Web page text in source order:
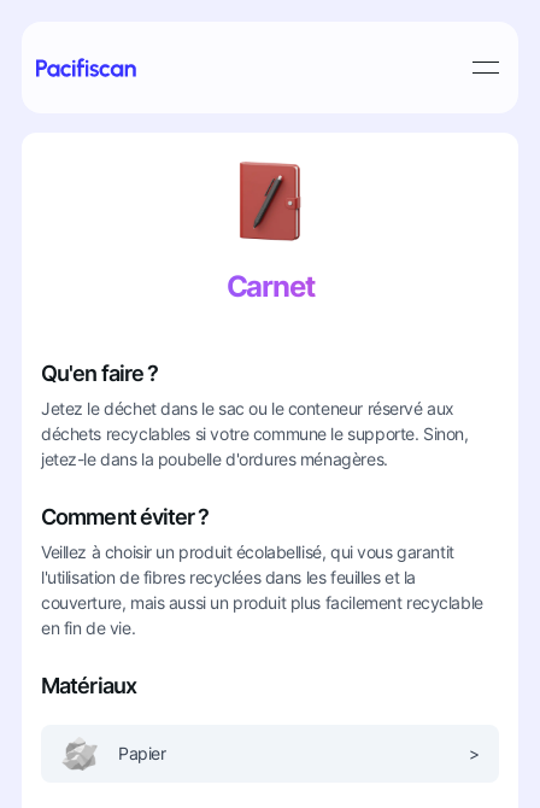
Carnet
Qu'en faire ?
Jetez le déchet dans le sac ou le conteneur réservé aux
déchets recyclables si votre commune le supporte. Sinon,
jetez-le dans la poubelle d'ordures ménagères.
Comment éviter ?
Veillez à choisir un produit écolabellisé, qui vous garantit
l'utilisation de fibres recyclées dans les feuilles et la
couverture, mais aussi un produit plus facilement recyclable
en fin de vie.
Matériaux
Papier >